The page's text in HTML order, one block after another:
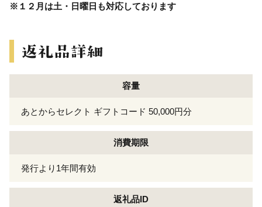
※１２月は土・日曜日も対応しております
容量
あとからセレクト ギフトコード 50,000円分
消費期限
発行より1年間有効
返礼品ID